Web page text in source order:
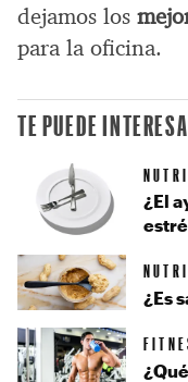
dejamos los
para la oficina.
TE PUEDE
¿El
¿Es